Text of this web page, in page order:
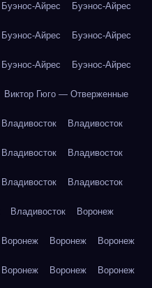
Буэнос-Айрес Буэнос-Айрес
Буэнос-Айрес Буэнос-Айрес
Буэнос-Айрес Буэнос-Айрес
Виктор Гюго — Отверженные
Владивосток Владивосток
Владивосток Владивосток
Владивосток Владивосток
Владивосток Воронеж
Воронеж Воронеж Воронеж
Воронеж Воронеж Воронеж